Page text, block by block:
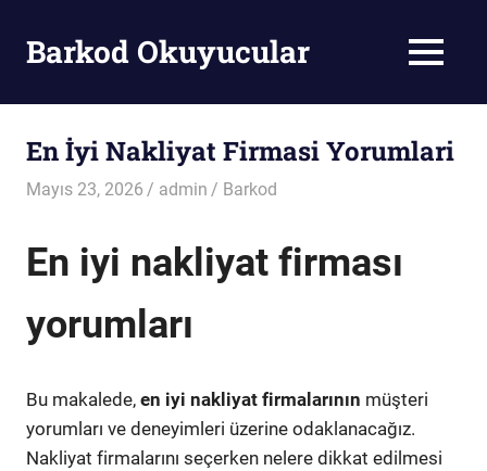
contentBarkod Okuyucular MENU
En İyi Nakliyat Firmasi Yorumlari
Mayıs 23, 2026 admin Barkod
En iyi nakliyat firması
yorumları
Bu makalede, en iyi nakliyat firmalarının müşteri
yorumları ve deneyimleri üzerine odaklanacağız.
Nakliyat firmalarını seçerken nelere dikkat edilmesi